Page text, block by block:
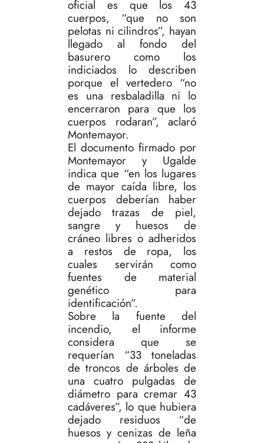
oficial es que los 43
cuerpos, “que no son
pelotas ni cilindros”, hayan
llegado al fondo del
basurero como los
indiciados lo describen
porque el vertedero “no
es una resbaladilla ni lo
encerraron para que los
cuerpos rodaran”, aclaró
Montemayor.
El documento firmado por
Montemayor y Ugalde
indica que “en los lugares
de mayor caída libre, los
cuerpos deberían haber
dejado trazas de piel,
sangre y huesos de
cráneo libres o adheridos
a restos de ropa, los
cuales servirán como
fuentes de material
genético para
identificación”.
Sobre la fuente del
incendio, el informe
considera que se
requerían “33 toneladas
de troncos de árboles de
una cuatro pulgadas de
diámetro para cremar 43
cadáveres”, lo que hubiera
dejado residuos “de
huesos y cenizas de leña